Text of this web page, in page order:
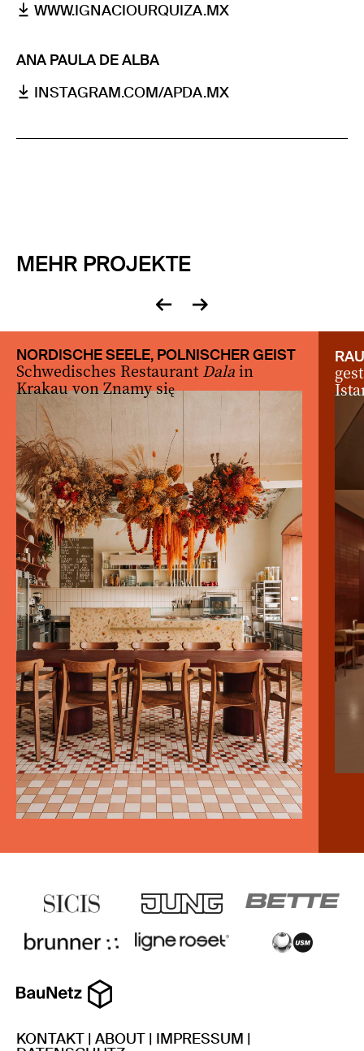
WWW.IGNACIOURQUIZA.MX
ANA PAULA DE ALBA
INSTAGRAM.COM/APDA.MX
MEHR PROJEKTE
zurück
vor
NORDISCHE SEELE, POLNISCHER GEIST
Schwedisches RestaurantDalain
Krakau von Znamy się
KONTAKT | ABOUT | IMPRESSUM |